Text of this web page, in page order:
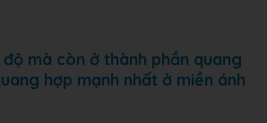
mà còn ở thành phần quang
hợp mạnh nhất ở miền ánh